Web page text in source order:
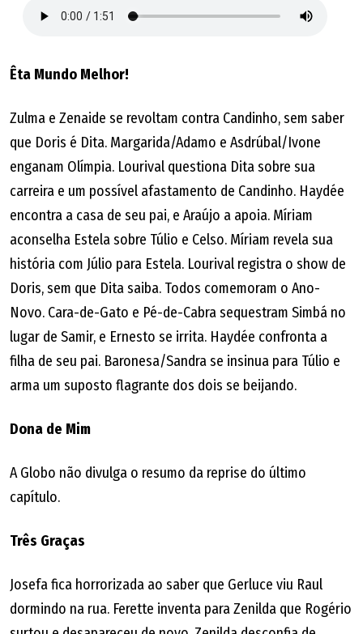
Êta Mundo Melhor!
Zulma e Zenaide se revoltam contra Candinho, sem saber
que Doris é Dita. Margarida/Adamo e Asdrúbal/Ivone
enganam Olímpia. Lourival questiona Dita sobre sua
carreira e um possível afastamento de Candinho. Haydée
encontra a casa de seu pai, e Araújo a apoia. Míriam
aconselha Estela sobre Túlio e Celso. Míriam revela sua
história com Júlio para Estela. Lourival registra o show de
Doris, sem que Dita saiba. Todos comemoram o Ano-
Novo. Cara-de-Gato e Pé-de-Cabra sequestram Simbá no
lugar de Samir, e Ernesto se irrita. Haydée confronta a
filha de seu pai. Baronesa/Sandra se insinua para Túlio e
arma um suposto flagrante dos dois se beijando.
Dona de Mim
A Globo não divulga o resumo da reprise do último
capítulo.
Três Graças
Josefa fica horrorizada ao saber que Gerluce viu Raul
dormindo na rua. Ferette inventa para Zenilda que Rogério